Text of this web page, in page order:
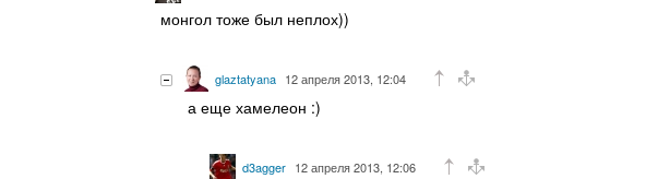
монгол тоже был неплох))
glaztatyana 12 апреля 2013, 12:04
а еще хамелеон :)
d3agger 12 апреля 2013, 12:06